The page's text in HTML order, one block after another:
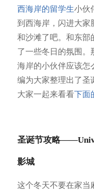
西海岸的留学生小伙
到西海岸，闪进大家
和沙滩了吧。和东部
了一些冬日的氛围。
海岸的小伙伴应该怎
编为大家整理出了圣
大家一起来看看下面
圣诞节攻略
影城
这个冬天不要在家当